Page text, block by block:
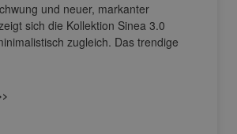
und neuer, markanter
sich die Kollektion Sinea 3.0
zugleich. Das trendige